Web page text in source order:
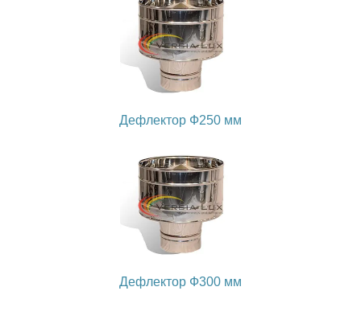
Дефлектор Ф250 мм
Дефлектор Ф300 мм